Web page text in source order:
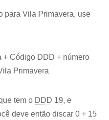
para Vila Primavera, use
+ Código DDD + número
Primavera
tem o DDD 19, e
deve então discar 0 + 15